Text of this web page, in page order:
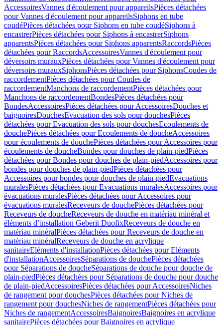
AccessoiresVannes d'écoulement pour appareilsPièces détachées
pour Vannes d'écoulement pour appareilsSiphons en tube
coudéPièces détachées pour Siphons en tube coudéSiphons à
encastrerPièces détachées pour Siphons à encastrerSiphons
apparentsPièces détachées pour Siphons apparentsRaccordsPièces
détachées pour RaccordsAccessoiresVannes d'écoulement pour
déversoirs murauxPièces détachées pour Vannes d'écoulement pour
déversoirs murauxSiphonsPièces détachées pour SiphonsCoudes de
raccordementPièces détachées pour Coudes de
raccordementManchons de raccordementPièces détachées pour
Manchons de raccordementBondesPièces détachées pour
BondesAccessoiresPièces détachées pour AccessoiresDouches et
baignoiresDouchesEvacuation des sols pour douchesPièces
détachées pour Evacuation des sols pour douchesEcoulements de
douchePièces détachées pour Ecoulements de doucheAccessoires
pour écoulements de douchePièces détachées pour Accessoires pour
écoulements de doucheBondes pour douches de plain-piedPièces
détachées pour Bondes pour douches de plain-piedAccessoires pour
bondes pour douches de plain-piedPièces détachées pour
Accessoires pour bondes pour douches de plain-piedEvacuations
muralesPièces détachées pour Evacuations muralesAccessoires pour
évacuations muralesPièces détachées pour Accessoires pour
évacuations muralesReceveurs de douchePièces détachées pour
Receveurs de doucheReceveurs de douche en matériau minéral et
éléments d’installation Geberit DuofixReceveurs de douche en
matériau minéralPièces détachées pour Receveurs de douche en
matériau minéralReceveurs de douche en acrylique
sanitaireEléments d'installationPièces détachées pour Eléments
d'installationAccessoiresSéparations de douchePièces détachées
pour Séparations de doucheSéparations de douche pour douche de
plain-piedPièces détachées pour Séparations de douche pour douche
de plain-piedAccessoiresPièces détachées pour AccessoiresNiches
de rangement pour douchesPièces détachées pour Niches de
rangement pour douchesNiches de rangementPièces détachées pour
Niches de rangementAccessoiresBaignoiresBaignoires en acrylique
sanitairePièces détachées pour Baignoires en acrylique